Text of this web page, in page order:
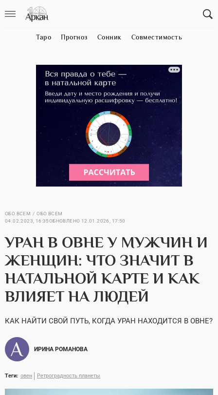
Таро Прогноз Сонник Совместимость
ОБО ВСЕМ
ОБО ВСЕМ
04.02.2023, 16:35ОБНОВЛЕНО 12.01.2026, 17:50
УРАН В ОВНЕ У МУЖЧИН И
ЖЕНЩИН: ЧТО ЗНАЧИТ В
НАТАЛЬНОЙ КАРТЕ И КАК
ВЛИЯЕТ НА ЛЮДЕЙ
КАК НАЙТИ СВОЙ ПУТЬ, КОГДА УРАН НАХОДИТСЯ В ОВНЕ?
ИРИНА РОМАНОВА
Теги: овен Ретроградность планеты